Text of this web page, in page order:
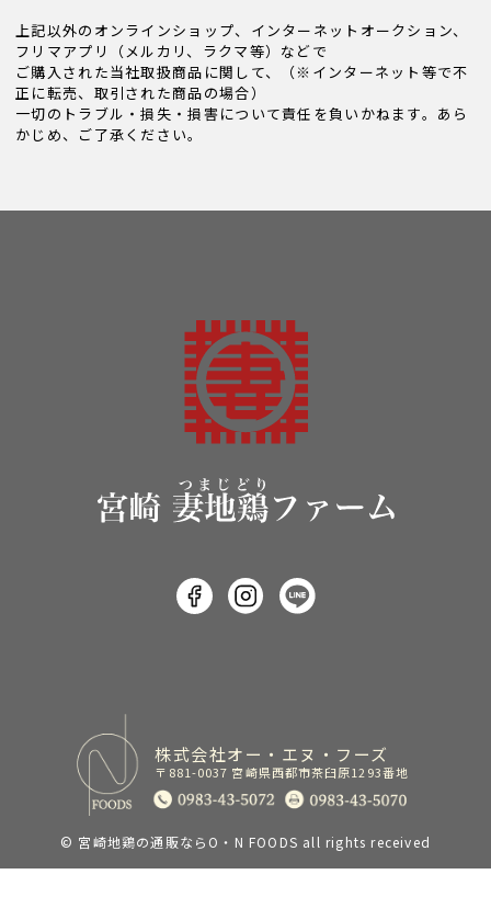
上記以外のオンラインショップ、インターネットオークション、
フリマアプリ（メルカリ、ラクマ等）などで
ご購入された当社取扱商品に関して、（※インターネット等で不
正に転売、取引された商品の場合）
一切のトラブル・損失・損害について責任を負いかねます。あら
かじめ、ご了承ください。
株式会社オー・エヌ・フーズ
〒881-0037 宮崎県西都市茶臼原1293番地
© 宮崎地鶏の通販ならO・N FOODS all rights received